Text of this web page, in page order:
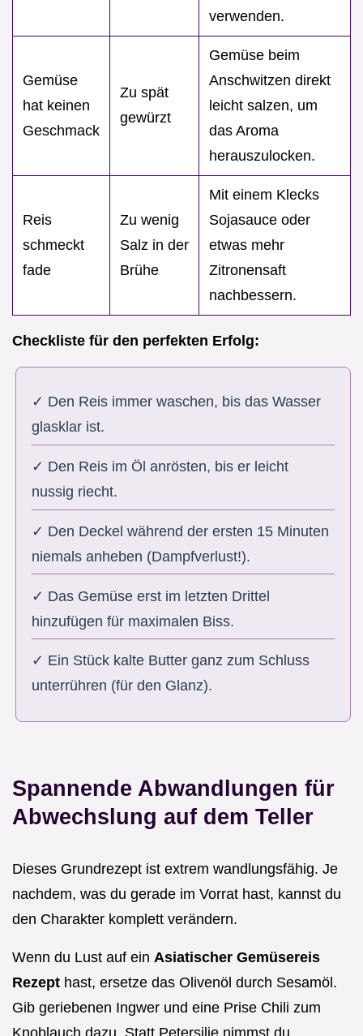
verwenden.
Gemüse
hat keinen
Geschmack
Zu spät
gewürzt
Gemüse beim
Anschwitzen direkt
leicht salzen, um
das Aroma
herauszulocken.
Reis
schmeckt
fade
Zu wenig
Salz in der
Brühe
Mit einem Klecks
Sojasauce oder
etwas mehr
Zitronensaft
nachbessern.
Checkliste für den perfekten Erfolg:
✓ Den Reis immer waschen, bis das Wasser
glasklar ist.
✓ Den Reis im Öl anrösten, bis er leicht
nussig riecht.
✓ Den Deckel während der ersten 15 Minuten
niemals anheben (Dampfverlust!).
✓ Das Gemüse erst im letzten Drittel
hinzufügen für maximalen Biss.
✓ Ein Stück kalte Butter ganz zum Schluss
unterrühren (für den Glanz).
Spannende Abwandlungen für
Abwechslung auf dem Teller
Dieses Grundrezept ist extrem wandlungsfähig. Je
nachdem, was du gerade im Vorrat hast, kannst du
den Charakter komplett verändern.
Wenn du Lust auf ein Asiatischer Gemüsereis
Rezept hast, ersetze das Olivenöl durch Sesamöl.
Gib geriebenen Ingwer und eine Prise Chili zum
Knoblauch dazu. Statt Petersilie nimmst du